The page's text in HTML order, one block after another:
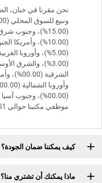
موظفي مكتبنا حوالي 51-100 شخص.
كيف يمكننا ضمان الجودة؟
ماذا يمكنك أن تشتري منا؟